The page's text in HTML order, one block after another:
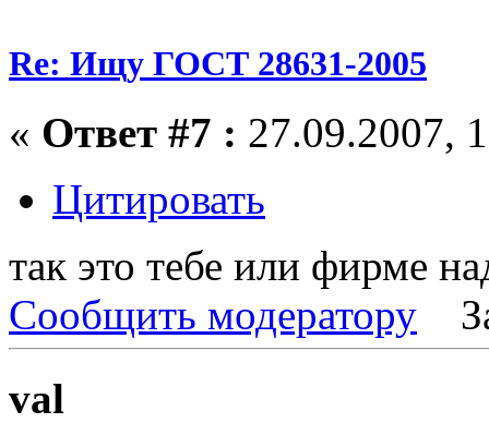
Re: Ищу ГОСТ 28631-2005
« Ответ #7 : 27.09.2007,
Цитировать
так это тебе или фирме
Сообщить модератору
val